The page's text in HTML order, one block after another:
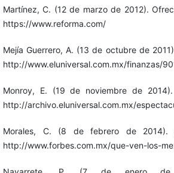
Martínez, C. (12 de marzo de 2012).
https://www.reforma.com/
Mejía Guerrero, A. (13 de octubre de
http://www.eluniversal.com.mx/finanzas/
Monroy, E. (19 de noviembre de
http://archivo.eluniversal.com.mx/
Morales, C. (8 de febrero de 2014).
http://www.forbes.com.mx/que-ven-los-